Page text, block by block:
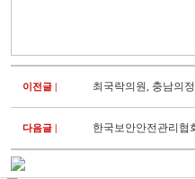
이전글 | 최국락의원, 충남의
다음글 | 한국보안안전관리협